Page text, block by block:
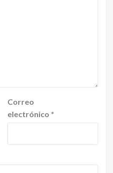
Correo
electrónico *